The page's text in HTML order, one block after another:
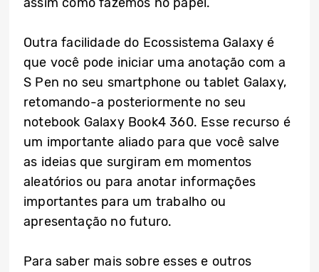
Outra facilidade do Ecossistema Galaxy é
que você pode iniciar uma anotação com a
S Pen no seu smartphone ou tablet Galaxy,
retomando-a posteriormente no seu
notebook Galaxy Book4 360. Esse recurso é
um importante aliado para que você salve
as ideias que surgiram em momentos
aleatórios ou para anotar informações
importantes para um trabalho ou
apresentação no futuro.
Para saber mais sobre esses e outros